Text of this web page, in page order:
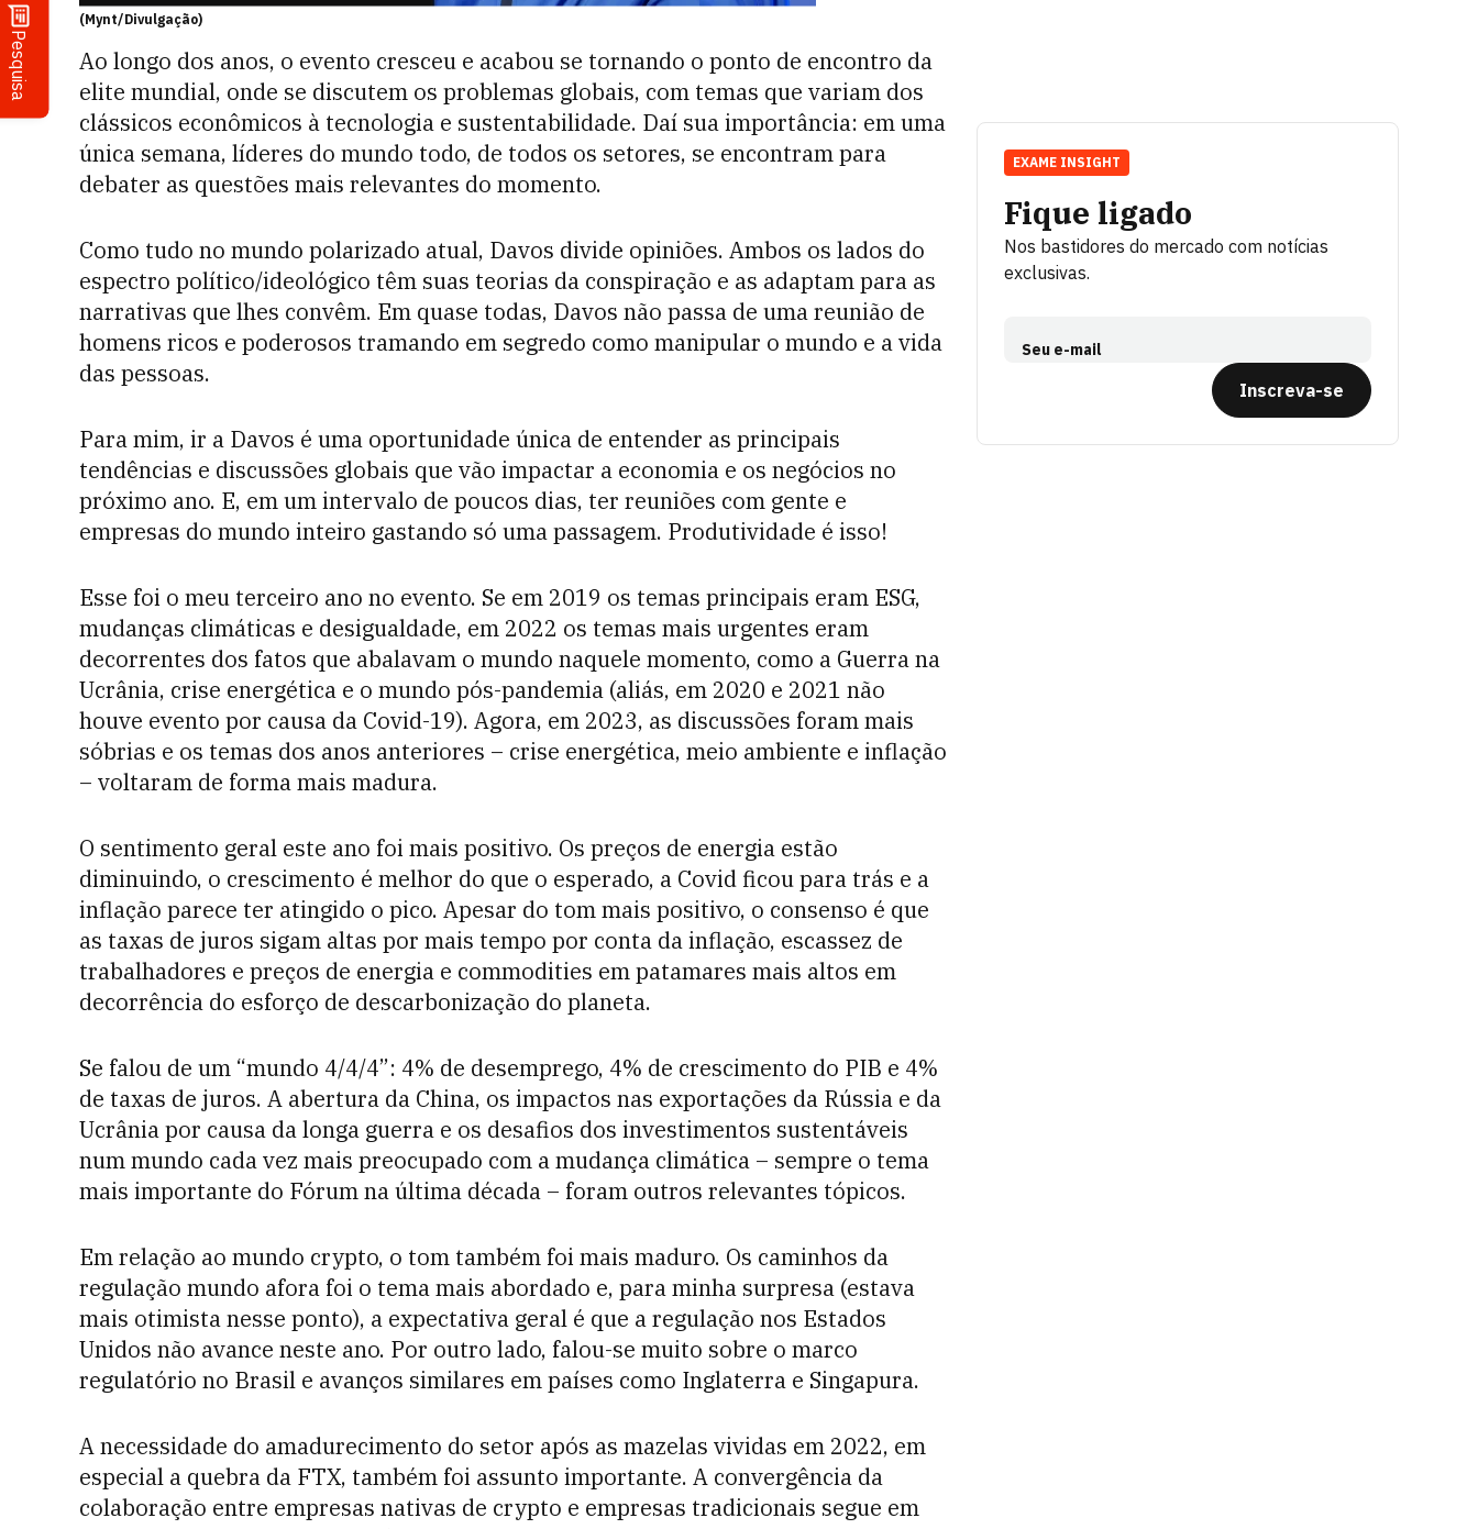
Pesquisa
(Mynt/Divulgação)
Ao longo dos anos, o evento cresceu e acabou se tornando o ponto de encontro da
elite mundial, onde se discutem os problemas globais, com temas que variam dos
clássicos econômicos à tecnologia e sustentabilidade. Daí sua importância: em uma
única semana, líderes do mundo todo, de todos os setores, se encontram para
debater as questões mais relevantes do momento.
Como tudo no mundo polarizado atual, Davos divide opiniões. Ambos os lados do
espectro político/ideológico têm suas teorias da conspiração e as adaptam para as
narrativas que lhes convêm. Em quase todas, Davos não passa de uma reunião de
homens ricos e poderosos tramando em segredo como manipular o mundo e a vida
das pessoas.
Para mim, ir a Davos é uma oportunidade única de entender as principais
tendências e discussões globais que vão impactar a economia e os negócios no
próximo ano. E, em um intervalo de poucos dias, ter reuniões com gente e
empresas do mundo inteiro gastando só uma passagem. Produtividade é isso!
Esse foi o meu terceiro ano no evento. Se em 2019 os temas principais eram ESG,
mudanças climáticas e desigualdade, em 2022 os temas mais urgentes eram
decorrentes dos fatos que abalavam o mundo naquele momento, como a Guerra na
Ucrânia, crise energética e o mundo pós-pandemia (aliás, em 2020 e 2021 não
houve evento por causa da Covid-19). Agora, em 2023, as discussões foram mais
sóbrias e os temas dos anos anteriores – crise energética, meio ambiente e inflação
– voltaram de forma mais madura.
O sentimento geral este ano foi mais positivo. Os preços de energia estão
diminuindo, o crescimento é melhor do que o esperado, a Covid ficou para trás e a
inflação parece ter atingido o pico. Apesar do tom mais positivo, o consenso é que
as taxas de juros sigam altas por mais tempo por conta da inflação, escassez de
trabalhadores e preços de energia e commodities em patamares mais altos em
decorrência do esforço de descarbonização do planeta.
Se falou de um “mundo 4/4/4”: 4% de desemprego, 4% de crescimento do PIB e 4%
de taxas de juros. A abertura da China, os impactos nas exportações da Rússia e da
Ucrânia por causa da longa guerra e os desafios dos investimentos sustentáveis
num mundo cada vez mais preocupado com a mudança climática – sempre o tema
mais importante do Fórum na última década – foram outros relevantes tópicos.
Em relação ao mundo crypto, o tom também foi mais maduro. Os caminhos da
regulação mundo afora foi o tema mais abordado e, para minha surpresa (estava
mais otimista nesse ponto), a expectativa geral é que a regulação nos Estados
Unidos não avance neste ano. Por outro lado, falou-se muito sobre o marco
regulatório no Brasil e avanços similares em países como Inglaterra e Singapura.
A necessidade do amadurecimento do setor após as mazelas vividas em 2022, em
especial a quebra da FTX, também foi assunto importante. A convergência da
colaboração entre empresas nativas de crypto e empresas tradicionais segue em
Fique ligado
Nos bastidores do mercado com notícias
exclusivas.
Seu e-mail
Inscreva-se
EXAME INSIGHT